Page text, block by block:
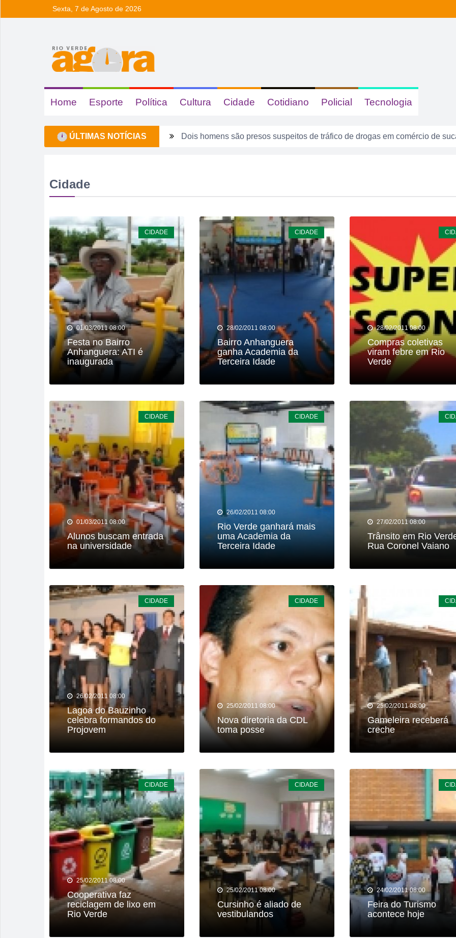
Sexta, 7 de Agosto de 2026
Home Esporte Política Cultura Cidade Cotidiano Policial Tecnologia
ÚLTIMAS NOTÍCIAS Ela não quis dizer quem era, mas acabou identificada no TCO
Homem é detido por violência doméstica no Setor Gameleira
Polícia Militar recupera bicicleta furtada e prende suspeito em flagrante em
Menos é Mais faz show gratuito hoje em Rio Verde na festa dos 178 anos
PM recaptura dois foragidos em Rio Verde
Rio Verde encara o Bom Jesus às 10h de domingo em jogo com cara de
Cidade
CIDADE
01/03/2011 08:00
Festa no Bairro
Anhanguera: ATI é
inaugurada
CIDADE
28/02/2011 08:00
Bairro Anhanguera
ganha Academia da
Terceira Idade
28/02/2011 08:00
Compras coletivas
viram febre em Rio
Verde
CIDADE
01/03/2011 08:00
Alunos buscam entrada
na universidade
CIDADE
26/02/2011 08:00
Rio Verde ganhará mais
uma Academia da
Terceira Idade
27/02/2011 08:00
Trânsito em Rio
Rua Coronel Vaiano
CIDADE
26/02/2011 08:00
Lagoa do Bauzinho
celebra formandos do
Projovem
CIDADE
25/02/2011 08:00
Nova diretoria da CDL
toma posse
25/02/2011 08:00
Gameleira receberá
creche
CIDADE
25/02/2011 08:00
Cooperativa faz
reciclagem de lixo em
Rio Verde
CIDADE
25/02/2011 08:00
Cursinho é aliado de
vestibulandos
24/02/2011 08:00
Feira do Turismo
acontece hoje